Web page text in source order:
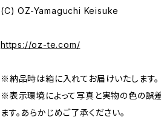
(C) OZ-Yamaguchi Keisuke
https://oz-te.com/
※納品時は箱に入れてお届けいたします。
※表示環境によって写真と実物の色の誤
ます。あらかじめご了承ください。